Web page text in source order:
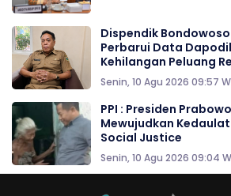
Dispendik
Perbarui Data
Kehilangan Peluang
Senin, 10 Agu 2026 09:57
PPI : Presiden
Mewujudkan
Social Justice
Senin, 10 Agu 2026 09:04